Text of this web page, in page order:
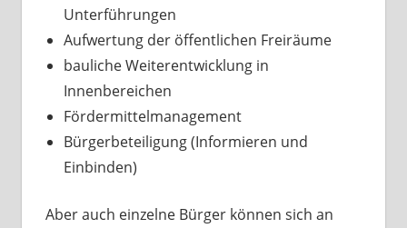
Unterführungen
Aufwertung der öffentlichen Freiräume
bauliche Weiterentwicklung in
Innenbereichen
Fördermittelmanagement
Bürgerbeteiligung (Informieren und
Einbinden)
Aber auch einzelne Bürger können sich an